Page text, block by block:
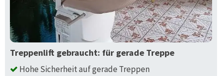
Treppenlift gebraucht: für gerade Treppe
Hohe Sicherheit auf gerade Treppen